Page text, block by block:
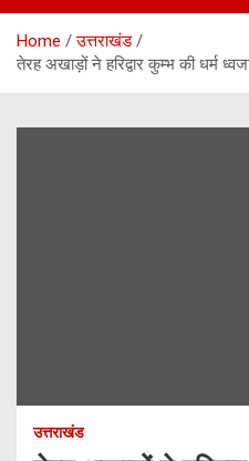
Home
उत्तराखंड
तेरह अखाड़ों ने हरिद्वार कुम्भ की धर्म
उत्तराखंड